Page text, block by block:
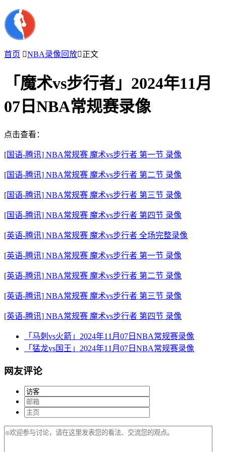
首页 NBA录像回放正文
「魔术vs步行者」2024年11月
07日NBA常规赛录像
点击查看：
[国语-腾讯] NBA常规赛 魔术vs步行者 第一节 录像
[国语-腾讯] NBA常规赛 魔术vs步行者 第二节 录像
[国语-腾讯] NBA常规赛 魔术vs步行者 第三节 录像
[国语-腾讯] NBA常规赛 魔术vs步行者 第四节 录像
[英语-腾讯] NBA常规赛 魔术vs步行者 全场完整录像
[英语-腾讯] NBA常规赛 魔术vs步行者 第一节 录像
[英语-腾讯] NBA常规赛 魔术vs步行者 第二节 录像
[英语-腾讯] NBA常规赛 魔术vs步行者 第三节 录像
[英语-腾讯] NBA常规赛 魔术vs步行者 第四节 录像
「马刺vs火箭」2024年11月07日NBA常规赛录像
「猛龙vs国王」2024年11月07日NBA常规赛录像
网友评论